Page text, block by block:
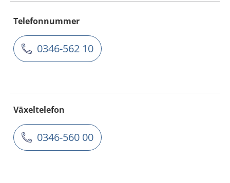
Telefonnummer
0346-562 10
Växeltelefon
0346-560 00